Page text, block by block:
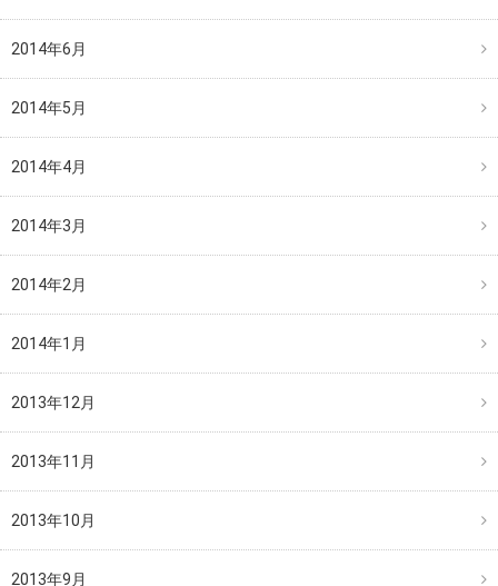
2014年6月
2014年5月
2014年4月
2014年3月
2014年2月
2014年1月
2013年12月
2013年11月
2013年10月
2013年9月